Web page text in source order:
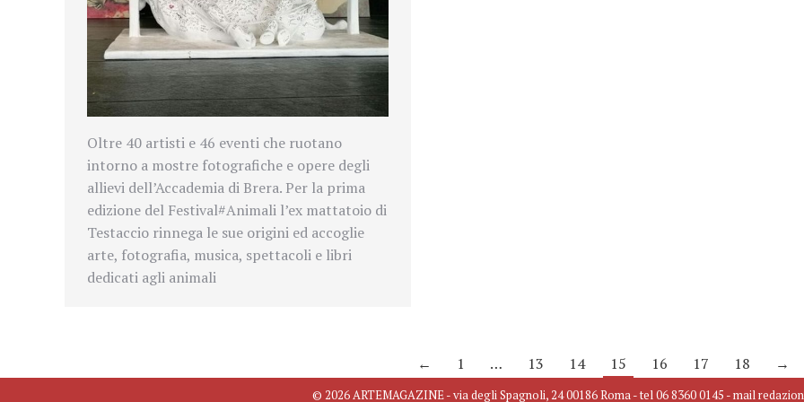
Oltre 40 artisti e 46 eventi che ruotano
intorno a mostre fotografiche e opere degli
allievi dell’Accademia di Brera. Per la prima
edizione del Festival#Animali l’ex mattatoio di
Testaccio rinnega le sue origini ed accoglie
arte, fotografia, musica, spettacoli e libri
dedicati agli animali
← 1 … 13 14 15 16 17 18 →
© 2026 ARTEMAGAZINE - via degli Spagnoli, 24 00186 Roma - tel 06 8360 0145 - mail